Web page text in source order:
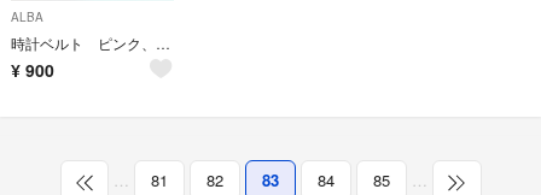
ALBA
時計ベルト ピンク、ホワイト2本セット
¥ 900
… 81 82 83 84 85 …